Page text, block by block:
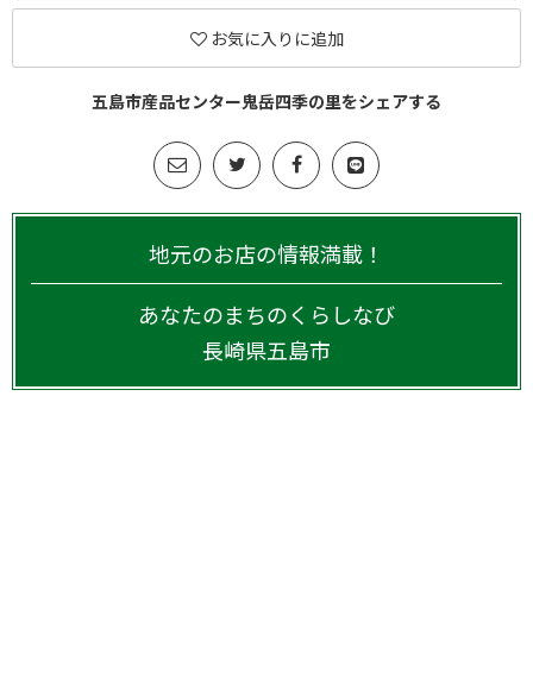
お気に入りに追加
五島市産品センター鬼岳四季の里をシェアする
地元のお店の情報満載！
あなたのまちのくらしなび
長崎県五島市